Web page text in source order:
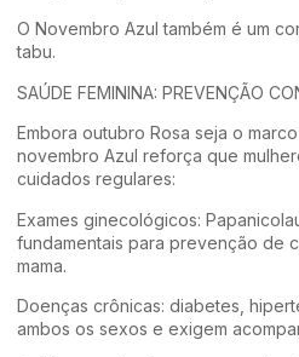
O Novembro Azul também é um
tabu.
SAÚDE FEMININA: PREVENÇÃO
Embora outubro Rosa seja o
novembro Azul reforça que
cuidados regulares:
Exames ginecológicos:
fundamentais para prevenção de
mama.
Doenças crônicas: diabetes,
ambos os sexos e exigem